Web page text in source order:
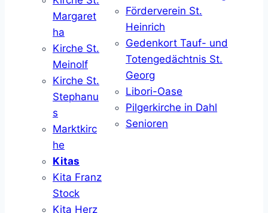
Margaret
ha
Kirche St.
Meinolf
Kirche St.
Stephanu
s
Marktkirc
he
Kitas
Kita Franz
Stock
Kita Herz
Förderverein St.
Heinrich
Gedenkort Tauf- und
Totengedächtnis St.
Georg
Libori-Oase
Pilgerkirche in Dahl
Senioren